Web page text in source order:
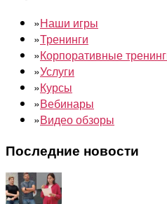
»Наши игры
»Тренинги
»Корпоративные
»Услуги
»Курсы
»Вебинары
»Видео обзоры
Последние новости